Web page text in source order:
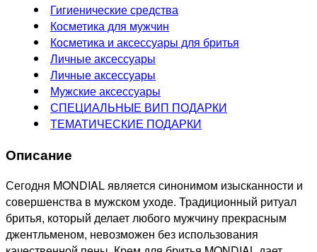
Гигиенические средства
Косметика для мужчин
Косметика и аксессуары для бритья
Личные аксессуары
Личные аксессуары
Мужские аксессуары
СПЕЦИАЛЬНЫЕ ВИП ПОДАРКИ
ТЕМАТИЧЕСКИЕ ПОДАРКИ
Описание
Сегодня MONDIAL является синонимом изысканности и
совершенства в мужском уходе. Традиционный ритуал
бритья, который делает любого мужчину прекрасным
джентльменом, невозможен без использования